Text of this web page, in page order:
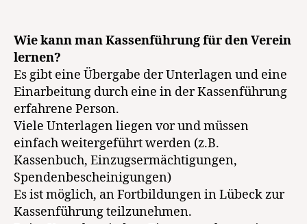
Wie kann man Kassenführung für den Verein
lernen?
Es gibt eine Übergabe der Unterlagen und eine
Einarbeitung durch eine in der Kassenführung
erfahrene Person.
Viele Unterlagen liegen vor und müssen
einfach weitergeführt werden (z.B.
Kassenbuch, Einzugsermächtigungen,
Spendenbescheinigungen)
Es ist möglich, an Fortbildungen in Lübeck zur
Kassenführung teilzunehmen.